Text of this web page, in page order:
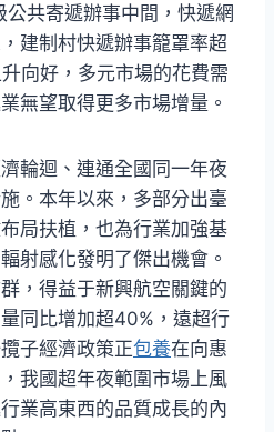
共寄遞辦事中間，快遞網
建制村快遞辦事籠罩率超
向好，多元市場的花費需
無望取得更多市場增量。
輪迴、連通全國同一年夜
。本年以來，多部分出臺
局扶植，也為行業加強基
射感化發明了傑出機會。
，得益于新興航空關鍵的
同比增加超40%，遠超行
子經濟政策正包養在向惠
我國超年夜範圍市場上風
業高東西的品質成長的內